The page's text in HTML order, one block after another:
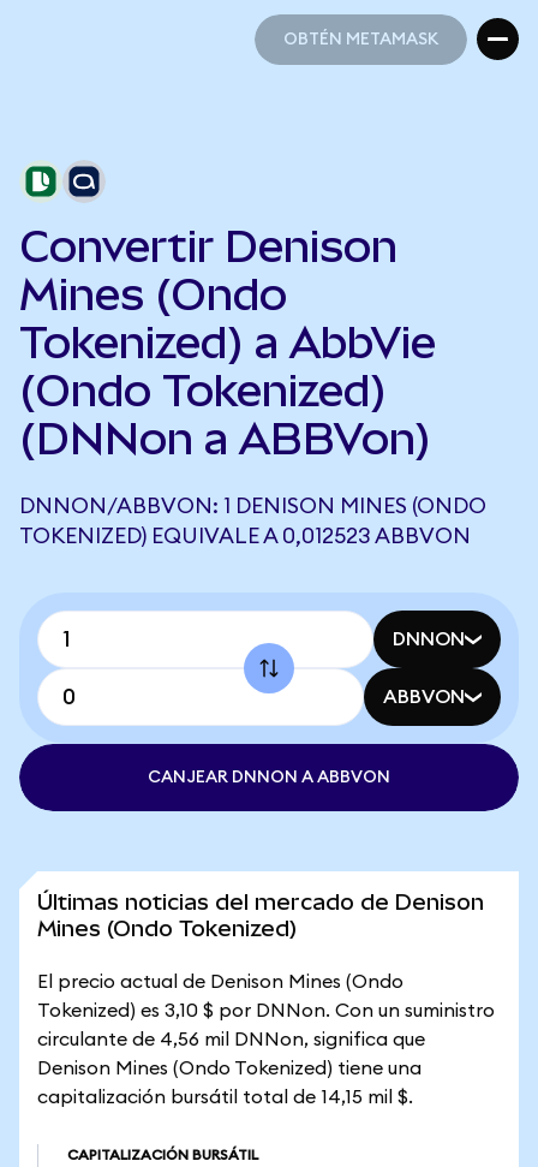
OBTÉN METAMASK
Convertir Denison
Mines (Ondo
Tokenized) a AbbVie
(Ondo Tokenized)
(DNNon a ABBVon)
DNNON/ABBVON: 1 DENISON MINES (ONDO
TOKENIZED) EQUIVALE A 0,012523 ABBVON
DNNON
ABBVON
CANJEAR DNNON A ABBVON
Últimas noticias del mercado de Denison
Mines (Ondo Tokenized)
El precio actual de Denison Mines (Ondo
Tokenized) es 3,10 $ por DNNon. Con un suministro
circulante de 4,56 mil DNNon, significa que
Denison Mines (Ondo Tokenized) tiene una
capitalización bursátil total de 14,15 mil $.
CAPITALIZACIÓN BURSÁTIL